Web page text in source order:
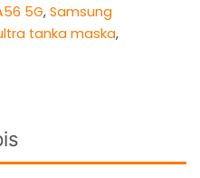
5G, Samsung
tanka maska,